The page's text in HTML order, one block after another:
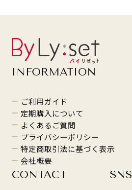
INFORMATION
ご利用ガイド
定期購入について
よくあるご質問
プライバシーポリシー
特定商取引法に基づく表示
会社概要
CONTACT SNS